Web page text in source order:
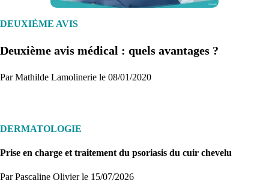
Créez un compte et récupérez votre dossier médical en parallèle
Je commence
DEUXIÈME AVIS
Deuxième avis médical : quels avantages ?
Par Mathilde Lamolinerie le 08/01/2020
DERMATOLOGIE
Prise en charge et traitement du psoriasis du cuir chevelu
Par Pascaline Olivierle 15/07/2026